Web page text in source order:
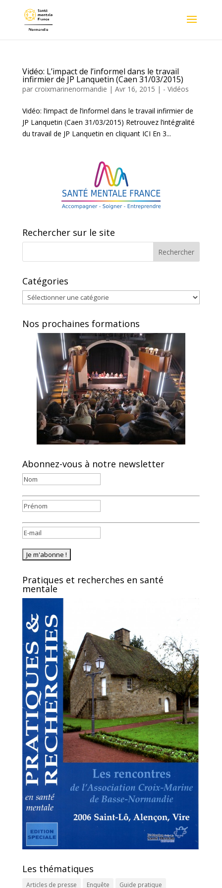
Vidéo: L’impact de l’informel dans le travail
infirmier de JP Lanquetin (Caen 31/03/2015)
par croixmarinenormandie | Avr 16, 2015 | - Vidéos
Vidéo: l’impact de l’informel dans le travail infirmier de
JP Lanquetin (Caen 31/03/2015) Retrouvez l’intégralité
du travail de JP Lanquetin en cliquant ICI En 3...
Rechercher sur le site
Catégories
Catégories
Nos prochaines formations
Abonnez-vous à notre newsletter
Pratiques et recherches en santé
mentale
Les thématiques
Articles de presse Enquête Guide pratique